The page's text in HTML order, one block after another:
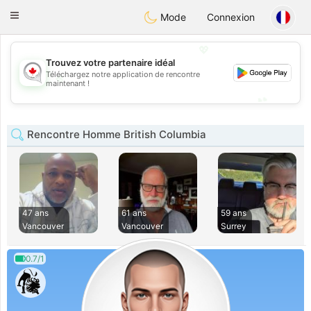
CANADIAN chat
Toggle
Mode Connexion
💖
💕
Trouvez votre partenaire idéal
Téléchargez notre application de rencontre
maintenant !
Rencontre Homme British Columbia
47 ans
Vancouver
61 ans
Vancouver
59 ans
Surrey
0.7/1